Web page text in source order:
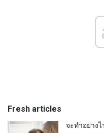
Fresh articles
จะทำอย่าง